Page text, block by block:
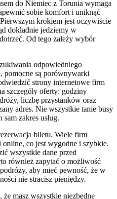
do Niemiec z Torunia wymaga
sobie komfort i uniknąć
krokiem jest oczywiście
dokładnie jedziemy w
Od tego zależy wybór
odpowiedniego
pomocne są porównywarki
strony internetowe firm
szczegóły oferty: godziny
liczbę przystanków oraz
adres. Nie wszystkie tanie busy
zakres usług.
biletu. Wiele firm
co jest wygodne i szybkie.
wszystkie dane przed
również zapytać o możliwość
aby mieć pewność, że w
nie stracisz pieniędzy.
że masz wszystkie niezbędne